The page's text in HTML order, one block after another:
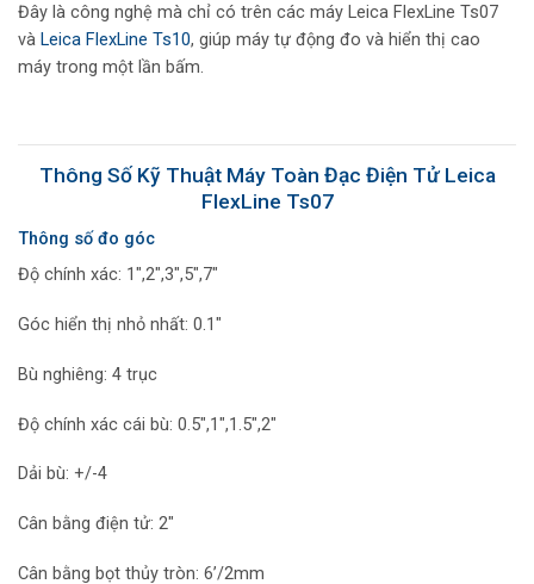
Đây là công nghệ mà chỉ có trên các máy Leica FlexLine Ts07
và Leica FlexLine Ts10, giúp máy tự động đo và hiển thị cao
máy trong một lần bấm.
Thông Số Kỹ Thuật Máy Toàn Đạc Điện Tử Leica
FlexLine Ts07
Thông số đo góc
Độ chính xác: 1″,2″,3″,5″,7″
Góc hiển thị nhỏ nhất: 0.1″
Bù nghiêng: 4 trục
Độ chính xác cái bù: 0.5″,1″,1.5″,2″
Dải bù: +/-4
Cân bằng điện tử: 2″
Cân bằng bọt thủy tròn: 6’/2mm